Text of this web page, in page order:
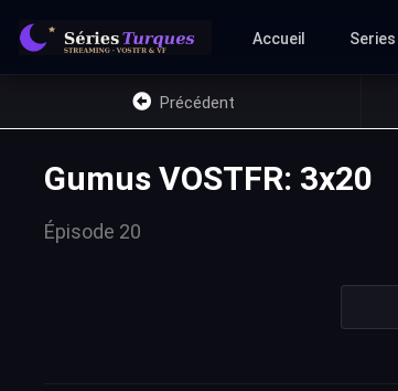
Accueil Series
Précédent
Gumus VOSTFR: 3x20
Épisode 20